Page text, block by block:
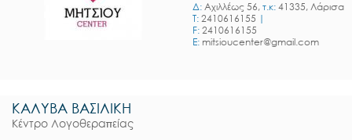
Δ: Αχιλλέως 56, τ.κ: 41335, Λάρισα
T: 2410616155 |
F: 2410616155
E: mitsioucenter@gmail.com
ΚΑΛΥΒΑ ΒΑΣΙΛΙΚΗ
Κέντρο Λογοθεραπείας